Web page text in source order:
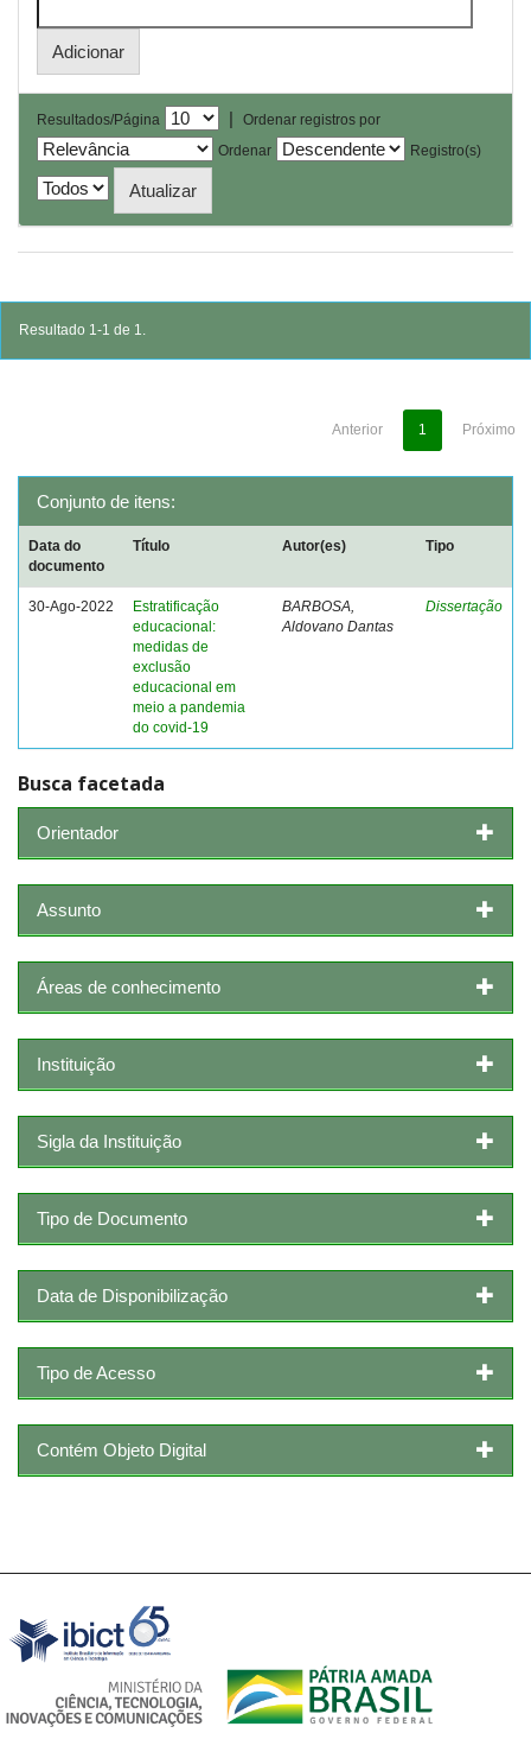
Resultados/Página |
Ordenar registros por
Ordenar
Registro(s)
Resultado 1-1 de 1.
Anterior 1 Próximo
Conjunto de itens:
Data do
documento
Título Autor(es) Tipo
30-Ago-2022
Estratificação
educacional:
medidas de
exclusão
educacional em
meio a pandemia
do covid-19
BARBOSA,
Aldovano Dantas
Dissertação
Busca facetada
Orientador
Assunto
Áreas de conhecimento
Instituição
Sigla da Instituição
Tipo de Documento
Data de Disponibilização
Tipo de Acesso
Contém Objeto Digital